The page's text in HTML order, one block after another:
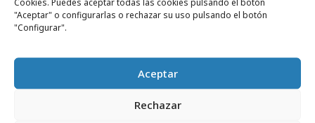
"Aceptar" o configurarlas o rechazar su uso pulsando el botón
"Configurar".
Aceptar
Rechazar
domingo, 14 de diciembre 2025
Paulo Guludjian, nuevo director general de